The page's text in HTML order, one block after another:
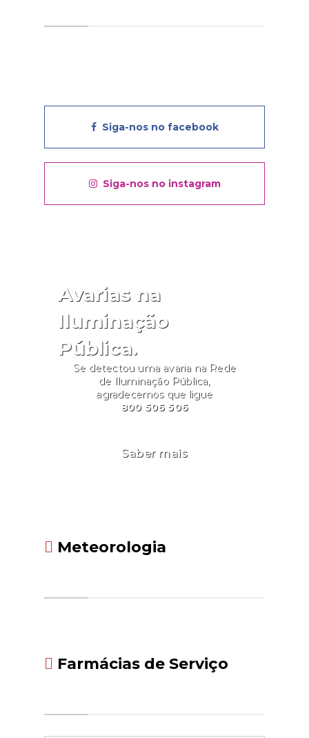
Siga-nos no facebook
Siga-nos no instagram
Avarias na
Iluminação
Pública.
Se detectou uma avaria na Rede
de Iluminação Pública,
agradecemos que ligue
800 506 506
Saber mais
Meteorologia
Farmácias de Serviço